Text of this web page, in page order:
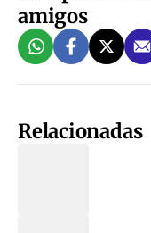
amigos
Relacionadas